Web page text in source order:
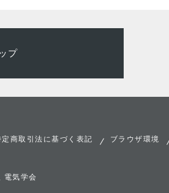
プ
定商取引法に基づく表記 ブラウザ環境
電気学会